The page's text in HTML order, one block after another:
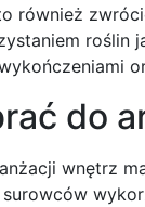
również
roślin
do
wnętrz